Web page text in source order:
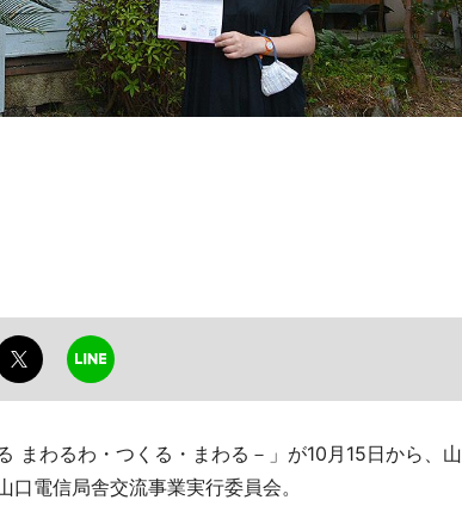
まわるわ・つくる・まわる－」が10月15日から、山
電信局舎交流事業実行委員会。